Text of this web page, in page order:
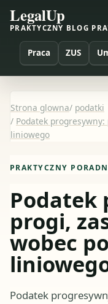
LegalUp
PRAKTYCZNY BLOG
Praca ZUS
Strona glowna/ podatki
/ Podatek
liniowego
PRAKTYCZNY
Podatek
progi,
wobec
Podatek